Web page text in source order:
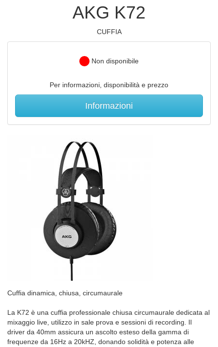
AKG K72
CUFFIA
Non disponibile
Per informazioni, disponibilità e prezzo
Informazioni
Cuffia dinamica, chiusa, circumaurale
La K72 è una cuffia professionale chiusa circumaurale dedicata al
mixaggio live, utilizzo in sale prova e sessioni di recording. Il
driver da 40mm assicura un ascolto esteso della gamma di
frequenze da 16Hz a 20kHZ, donando solidità e potenza alle